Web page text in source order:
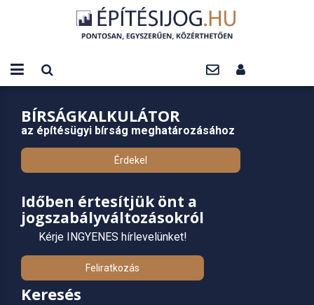
BÍRSÁGKALKULÁTOR
az építésügyi bírság meghatározásához
Érdekel
Időben értesítjük önt a
jogszabályváltozásokról
Kérje INGYENES hírlevelünket!
Feliratkozás
Keresés